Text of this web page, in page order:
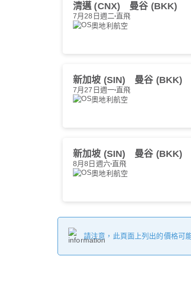
清邁 (CNX) 曼谷 (BKK)
7月28日週二 直飛
奧地利航空
新加坡 (SIN) 曼谷 (BKK)
7月27日週一直飛
奧地利航空
新加坡 (SIN) 曼谷 (BKK)
8月8日週六直飛
奧地利航空
請注意，此頁面上列出的價格可